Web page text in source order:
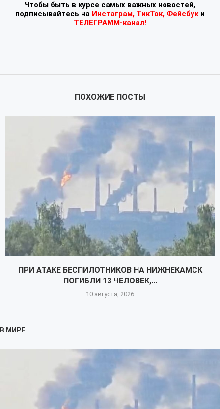
Чтобы быть в курсе самых важных новостей,
подписывайтесь на Инстаграм, ТикТок, Фейсбуки
ТЕЛЕГРАММ-канал!
ПОХОЖИЕ ПОСТЫ
ПРИ АТАКЕ БЕСПИЛОТНИКОВ НА НИЖНЕКАМСК
ПОГИБЛИ 13 ЧЕЛОВЕК,...
10 августа, 2026
В МИРЕ